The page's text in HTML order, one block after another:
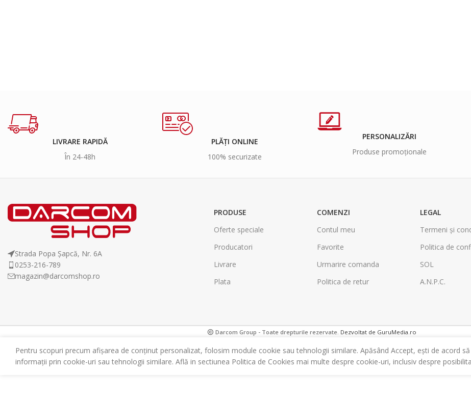
LIVRARE RAPIDĂ
În 24-48h
PLĂȚI ONLINE
100% securizate
PERSONALIZĂRI
Produse promoționale
Strada Popa Șapcă, Nr. 6A
0253-216-789
magazin@darcomshop.ro
PRODUSE
Oferte speciale
Producatori
Livrare
Plata
COMENZI
Contul meu
Favorite
Urmarire comanda
Politica de retur
LEGAL
Termeni și
Politica de
SOL
A.N.P.C.
Darcom Group - Toate drepturile rezervate. Dezvoltat de GuruMedia.ro
Pentru scopuri precum afișarea de conținut personalizat, folosim module cookie sau tehnologii similare. Apăsând Accept, ești de acord
informații prin cookie-uri sau tehnologii similare. Află in sectiunea Politica de Cookies mai multe despre cookie-uri, inclusiv despre